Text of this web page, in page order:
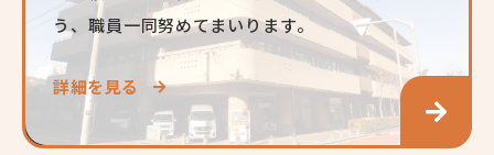
う、職員一同努めてまいります。
詳細を見る